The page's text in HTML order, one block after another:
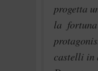
progetta
la
castelli in